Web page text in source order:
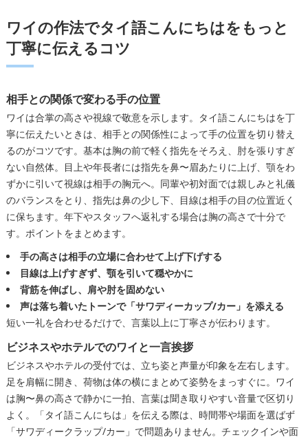
ワイの作法でタイ語こんにちはをもっと
丁寧に伝えるコツ
相手との関係で変わる手の位置
ワイは合掌の高さや視線で敬意を示します。タイ語こんにちはを丁
寧に伝えたいときは、相手との関係性によって手の位置を切り替え
るのがコツです。基本は胸の前で軽く指先をそろえ、肘を張りすぎ
ない自然体。目上や年長者には指先を鼻〜眉あたりに上げ、顎をわ
ずかに引いて視線は相手の胸元へ。同輩や初対面では親しみと礼儀
のバランスをとり、指先は鼻の少し下、目線は相手の目の位置近く
に保ちます。年下やスタッフへ返礼する場合は胸の高さで十分で
す。ポイントをまとめます。
手の高さは相手の立場に合わせて上げ下げする
目線は上げすぎず、顎を引いて穏やかに
背筋を伸ばし、肩や肘を固めない
声は落ち着いたトーンで「サワディーカップ/カー」を添える
短い一礼を合わせるだけで、言葉以上に丁寧さが伝わります。
ビジネスやホテルでのワイと一言挨拶
ビジネスやホテルの受付では、立ち姿と声量が印象を左右します。
足を肩幅に開き、荷物は体の横にまとめて姿勢をまっすぐに。ワイ
は胸〜鼻の高さで静かに一拍、言葉は聞き取りやすい音量で区切り
よく。「タイ語こんにちは」を伝える際は、時間帯や場面を選ばず
「サワディークラップ/カー」で問題ありません。チェックインや面